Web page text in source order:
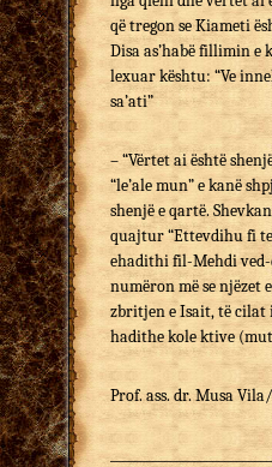
që tregon se Kiameti
Disa as’habë fillimin e
lexuar kështu: “Ve
sa’ati”
– “Vërtet ai është
“le’ale mun” e kanë
shenjë e qartë.
quajtur “Ettevdihu fi
ehadithi fil-Mehdi
numëron më se njëzet
zbritjen e Isait, të cilat
hadithe kole ktive
Prof. ass. dr. Musa